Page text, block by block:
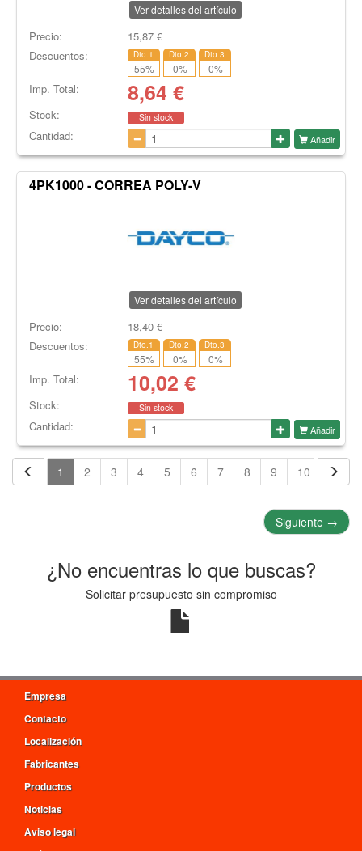
Ver detalles del artículo
Precio: 15,87€
Descuentos:
Dto.1
55%
Dto.2
0%
Dto.3
0%
Imp. Total: 8,64 €
Stock: Sin stock
Cantidad: Añadir
4PK1000 - CORREA POLY-V
Ver detalles del artículo
Precio: 18,40€
Descuentos:
Dto.1
55%
Dto.2
0%
Dto.3
0%
Imp. Total: 10,02 €
Stock: Sin stock
Cantidad: Añadir
1 2 3 4 5 6 7 8 9 10 11
Siguiente →
¿No encuentras lo que buscas?
Solicitar presupuesto sin compromiso
Empresa
Contacto
Localización
Fabricantes
Productos
Noticias
Aviso legal